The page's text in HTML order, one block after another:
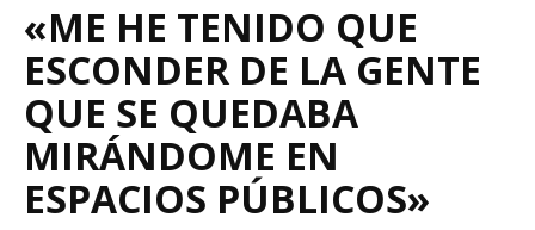
«ME HE TENIDO QUE
ESCONDER DE LA GENTE
QUE SE QUEDABA
MIRÁNDOME EN
ESPACIOS PÚBLICOS»